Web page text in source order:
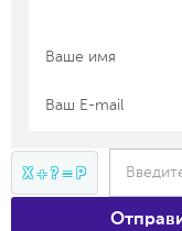
X + ? = P